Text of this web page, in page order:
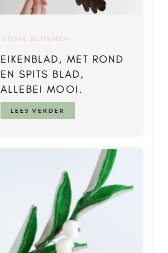
LOSSE BLOEMEN
EIKENBLAD, MET ROND
EN SPITS BLAD,
ALLEBEI MOOI.
LEES VERDER